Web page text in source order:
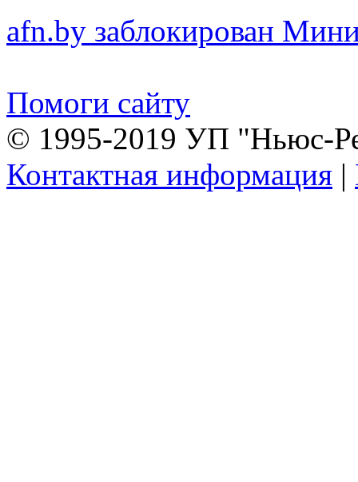
afn.by заблокирован
Помоги сайту
© 1995-2019 УП "Ньюс-
Контактная информация |